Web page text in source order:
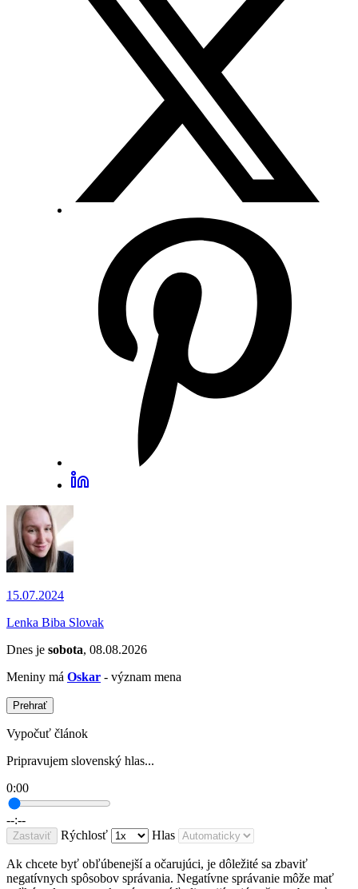
15.07.2024
Lenka Biba Slovak
Dnes je sobota, 08.08.2026
Meniny má Oskar - význam mena
Prehrať
Vypočuť článok
Pripravujem slovenský hlas...
0:00
--:--
Zastaviť Rýchlosť Hlas
Ak chcete byť obľúbenejší a očarujúci, je dôležité sa zbaviť
negatívnych spôsobov správania. Negatívne správanie môže mať